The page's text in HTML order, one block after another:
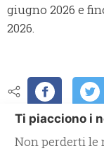
giugno 2026 e
2026.
Ti piacciono i
Non perderti